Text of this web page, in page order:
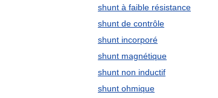
shunt à faible résistance
shunt de contrôle
shunt incorporé
shunt magnétique
shunt non inductif
shunt ohmique